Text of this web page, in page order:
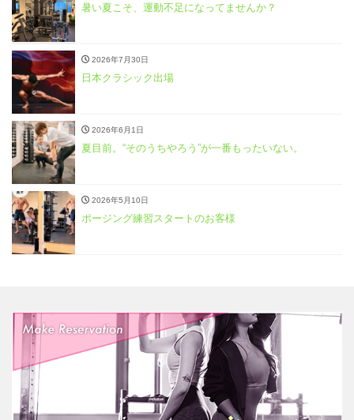
暑い夏こそ、運動不足になってませんか？
2026年7月30日
日本クラシック出場
2026年6月1日
夏目前。“そのうちやろう”が一番もったいない。
2026年5月10日
ポージング練習スタートのお客様